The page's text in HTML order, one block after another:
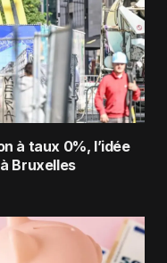
à taux 0%, l’idée
Bruxelles